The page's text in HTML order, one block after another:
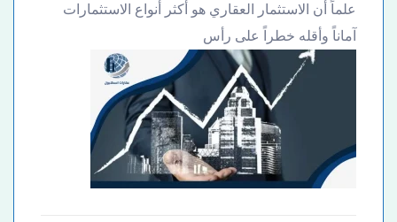
علماً أن الاستثمار العقاري هو أكثر أنواع الاستثمارات
آماناً وأقله خطراً على رأس